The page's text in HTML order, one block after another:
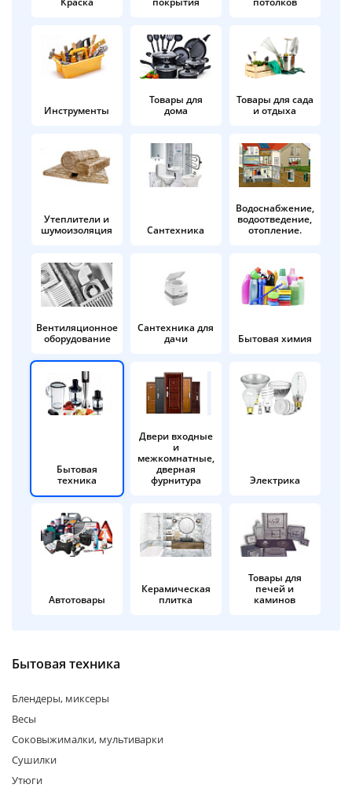
Инструменты
Товары для
дома
Товары для сада
и отдыха
Утеплители и
шумоизоляция
Сантехника
Водоснабжение,
водоотведение,
отопление.
Вентиляционное
оборудование
Сантехника для
дачи
Бытовая химия
Бытовая
техника
Двери входные
и
межкомнатные,
дверная
фурнитура
Электрика
Автотовары
Керамическая
плитка
Товары для
печей и
каминов
Бытовая техника
Блендеры, миксеры
Весы
Соковыжималки, мультиварки
Сушилки
Утюги
в корзину
Оплачивайте сегодня только
25% картой любого банка
Получайте товар
выбранный способом
Оставшиеся
% будут
по25%каждые 2 недели
Подробнее
об оплате Плайтом
раз в 2
недели
Остались вопросы?
8 800 302-02-51
plait.ru